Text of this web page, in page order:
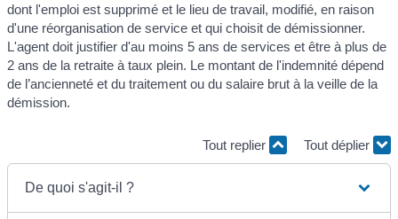
dont l'emploi est supprimé et le lieu de travail, modifié, en raison
d'une réorganisation de service et qui choisit de démissionner.
L'agent doit justifier d'au moins 5 ans de services et être à plus de
2 ans de la retraite à taux plein. Le montant de l'indemnité dépend
de l’ancienneté et du traitement ou du salaire brut à la veille de la
démission.
Tout replier Tout déplier
De quoi s'agit-il ?